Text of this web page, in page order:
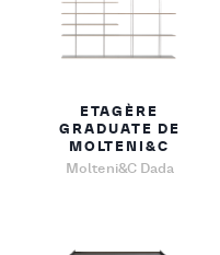
ETAGÈRE
GRADUATE DE
MOLTENI&C
Molteni&C Dada